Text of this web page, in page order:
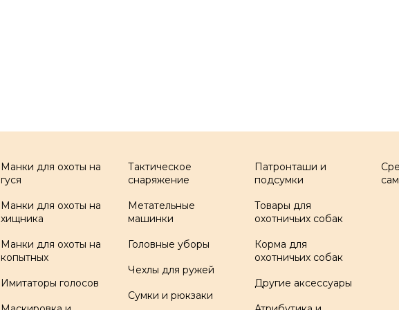
Манки для охоты на
гуся
Манки для охоты на
хищника
Манки для охоты на
копытных
Имитаторы голосов
Тактическое
снаряжение
Метательные
машинки
Головные уборы
Чехлы для ружей
Сумки и рюкзаки
Патронташи и
подсумки
Товары для
охотничьих собак
Корма для
охотничьих собак
Другие аксессуары